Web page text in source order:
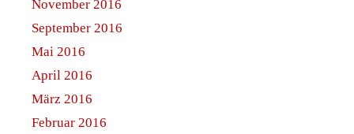
November 2016
September 2016
Mai 2016
April 2016
März 2016
Februar 2016